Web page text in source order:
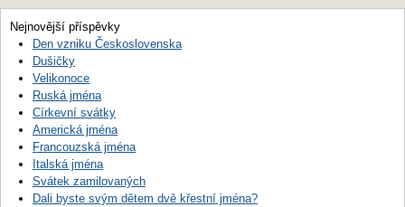
Nejnovější příspěvky
Den vzniku Československa
Dušičky
Velikonoce
Ruská jména
Církevní svátky
Americká jména
Francouzská jména
Italská jména
Svátek zamilovaných
Dali byste svým dětem dvě křestní jména?